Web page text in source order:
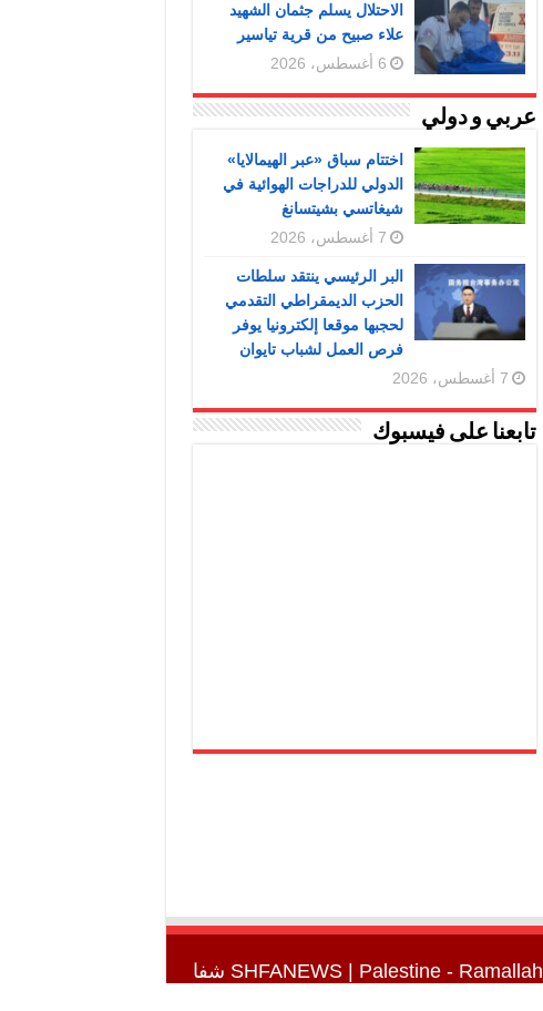
الاحتلال يسلم جثمان الشهيد
علاء صبيح من قرية تياسير
6 أغسطس، 2026
عربي و دولي
اختتام سباق «عبر الهيمالايا»
الدولي للدراجات الهوائية في
شيغاتسي بشيتسانغ
7 أغسطس، 2026
البر الرئيسي ينتقد سلطات
الحزب الديمقراطي التقدمي
لحجبها موقعا إلكترونيا يوفر
فرص العمل لشباب تايوان
7 أغسطس، 2026
تابعنا على فيسبوك
SHFANEWS| Palestine - Ramallah